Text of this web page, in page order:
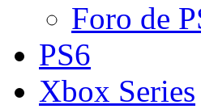
Foro de
PS6
Xbox Series